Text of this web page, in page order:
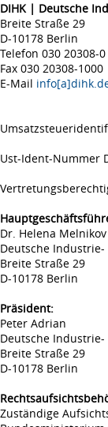
DIHK | Deutsche
Breite Straße 29
D-10178 Berlin
Telefon 030 20308-0
Fax 030 20308-1000
E-Mail
Ust-Ident-Nummer
Dr. Helena Melnikov
Deutsche
Breite Straße 29
D-10178 Berlin
Präsident:
Peter Adrian
Deutsche
Breite Straße 29
D-10178 Berlin
Zuständige